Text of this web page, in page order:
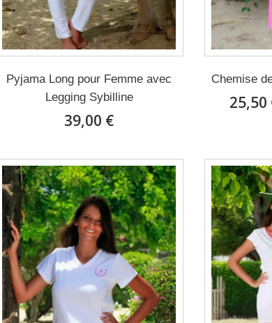
Pyjama Long pour Femme avec
Legging Sybilline
39,00 €
Chemise
25,50